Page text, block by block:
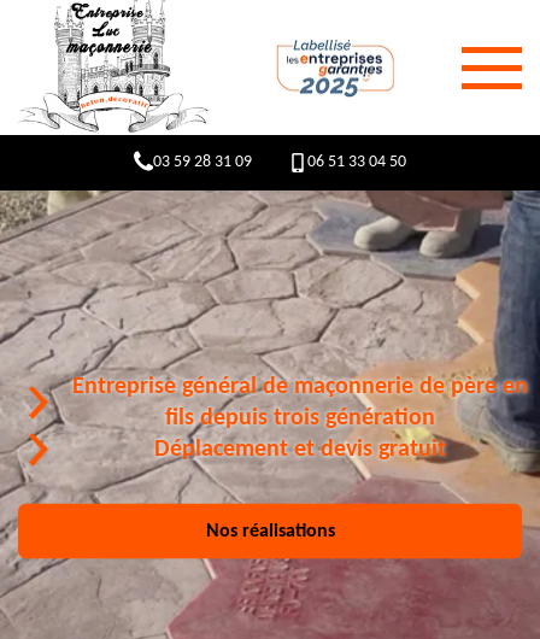
03 59 28 31 09 06 51 33 04 50
Entreprise général de maçonnerie de père en
fils depuis trois génération
Déplacement et devis gratuit
Nos réalisations